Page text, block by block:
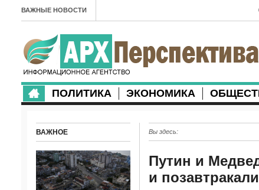
ВАЖНЫЕ НОВОСТИ
ПОЛИТИКА ЭКОНОМИКА
Вы здесь:
Путин и
и позавтракали
ВАЖНОЕ